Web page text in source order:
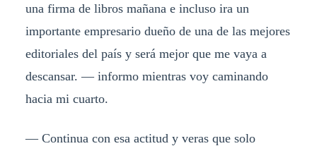
una firma de libros mañana e incluso ira un
importante empresario dueño de una de las mejores
editoriales del país y será mejor que me vaya a
descansar. — informo mientras voy caminando
hacia mi cuarto.
— Continua con esa actitud y veras que solo